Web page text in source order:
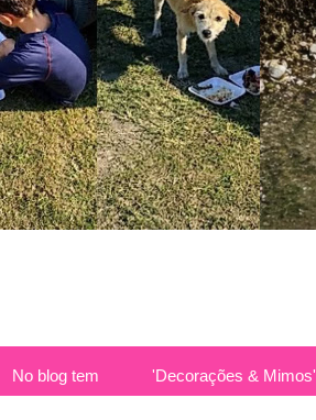
No blog tem 'Decorações & Mimos'